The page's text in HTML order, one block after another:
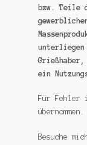
bzw. Teile
unterliegen
Grießhaber,
ein
Für Fehler
übernommen.
Besuche